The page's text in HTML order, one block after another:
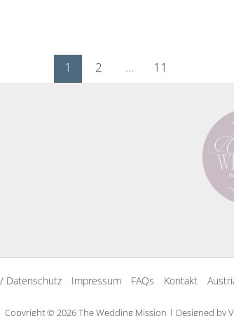
1 2 … 11
Datenschutz Impressum FAQs Kontakt
Copyright © 2026 The Wedding Mission | Designed by